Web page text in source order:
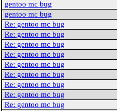
gentoo mc bug
gentoo mc bug
Re: gentoo mc bug
Re: gentoo mc bug
Re: gentoo mc bug
Re: gentoo mc bug
Re: gentoo mc bug
Re: gentoo mc bug
Re: gentoo mc bug
Re: gentoo mc bug
Re: gentoo mc bug